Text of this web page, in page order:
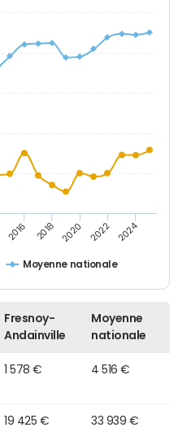
Moyenne nationale
2016 2018 2020 2022 2024
Fresnoy-
Andainville
Moyenne
nationale
1 578 € 4 516 €
19 425 € 33 939 €